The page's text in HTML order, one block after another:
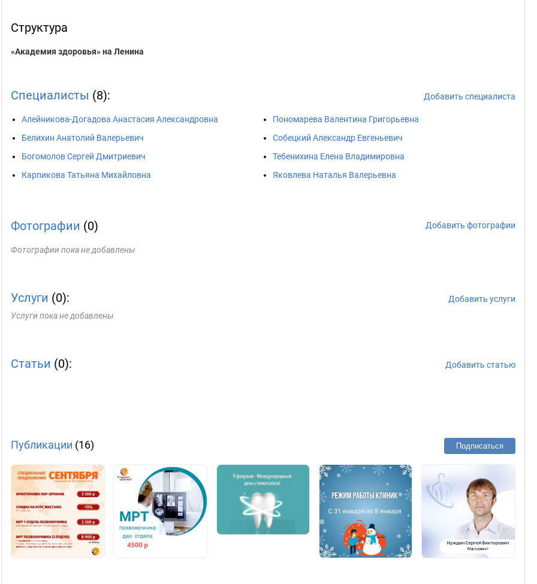
Структура
«Академия здоровья» на Ленина
Специалисты (8): Добавить специалиста
Алейникова-Догадова Анастасия Александровна
Белихин Анатолий Валерьевич
Богомолов Сергей Дмитриевич
Карпикова Татьяна Михайловна
Пономарева Валентина Григорьевна
Собецкий Александр Евгеньевич
Тебенихина Елена Владимировна
Яковлева Наталья Валерьевна
Фотографии (0) Добавить фотографии
Фотографии пока не добавлены
Услуги (0):
Добавить услуги
Услуги пока не добавлены
Статьи (0): Добавить статью
Публикации (16) Подписаться